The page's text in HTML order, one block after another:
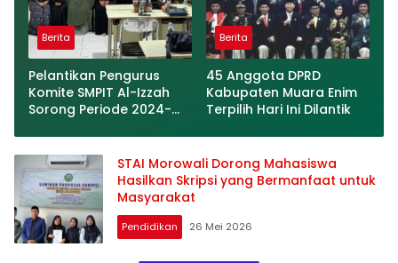
Berita
Pelantikan Pengurus
Komite SMPIT Al-Izzah
Sorong Periode 2024-
Berita
45 Anggota DPRD
Kabupaten Muara Enim
Terpilih Hari Ini Dilantik
STAI Morowali Dorong Mahasiswa
Hasilkan Skripsi yang Bermanfaat untuk
Masyarakat
Pendidikan 26 Mei 2026